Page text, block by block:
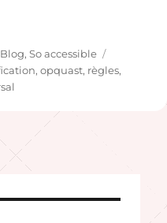
Catégories
Blog,So accessible
,opquast, règles,